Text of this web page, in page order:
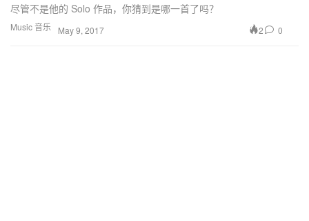
Music 音乐
尽管不是他的 Solo 作品，你猜到是哪一首了吗？
May 9, 2017 2 0